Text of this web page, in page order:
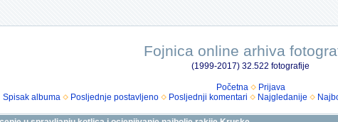
Fojnica online arhiva
(1999-2017) 32.522 fotografije
Početna
Prijava
Spisak albuma
Posljednje postavljeno Posljednji komentari Najgledanije